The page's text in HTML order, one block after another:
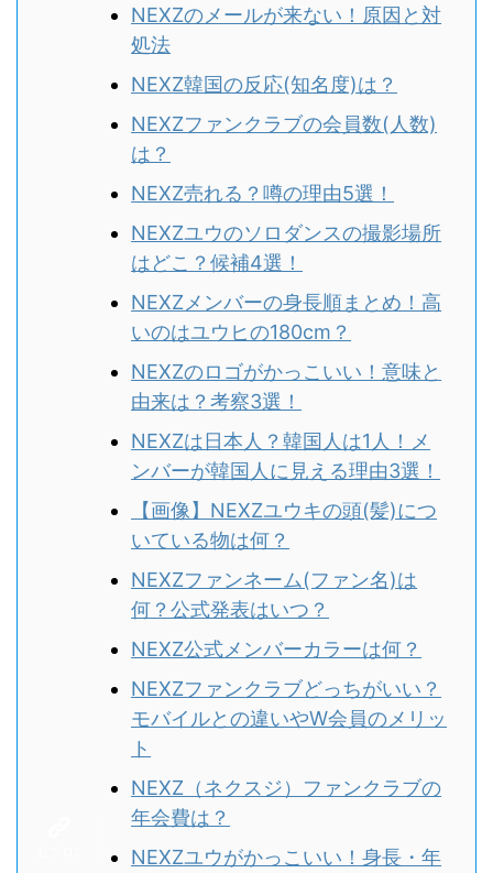
NEXZのメールが来ない！原因と対
処法
NEXZ韓国の反応(知名度)は？
NEXZファンクラブの会員数(人数)
は？
NEXZ売れる？噂の理由5選！
NEXZユウのソロダンスの撮影場所
はどこ？候補4選！
NEXZメンバーの身長順まとめ！高
いのはユウヒの180cm？
NEXZのロゴがかっこいい！意味と
由来は？考察3選！
NEXZは日本人？韓国人は1人！メ
ンバーが韓国人に見える理由3選！
【画像】NEXZユウキの頭(髪)につ
いている物は何？
NEXZファンネーム(ファン名)は
何？公式発表はいつ？
NEXZ公式メンバーカラーは何？
NEXZファンクラブどっちがいい？
モバイルとの違いやW会員のメリッ
ト
NEXZ（ネクスジ）ファンクラブの
年会費は？
NEXZユウがかっこいい！身長・年